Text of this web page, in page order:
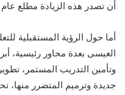
أن تصدر هذه الزيادة مطلع عام 2026.
أما حول الرؤية المستقبلية
العيسى بعدة محاور رئيسية،
وتأمين التدريب المستمر،
جديدة وترميم المتضرر منها،